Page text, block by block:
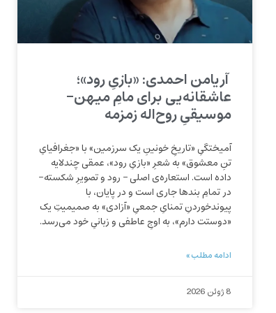
آریامن احمدی: «بازیِ رود»؛
عاشقانه‌یی برای مامِ میهن-
موسیقیِ روح‌اله زمزمه
آمیختگیِ «تاریخِ خونینِ یک سرزمین» با «جغرافیایِ
تنِ معشوق» به شعرِ «بازیِ رود»، عمقی چندلایه
داده است. استعاره‌ی اصلی – رود و تصویرِ شکسته-
در تمامِ بندها جاری است و در پایان، با
پیوندخوردنِ تمنایِ جمعیِ «آزادی» به صمیمیتِ یک
«دوستت دارم»، به اوجِ عاطفی و زبانیِ خود می‌رسد.
ادامه مطلب »
8 ژوئن 2026